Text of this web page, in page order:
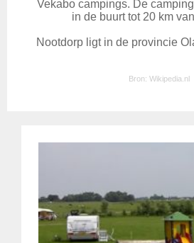
Vekabo campings. De
in de buurt tot 20 km
Nootdorp ligt in de provincie
Bron: Wikipedia.nl